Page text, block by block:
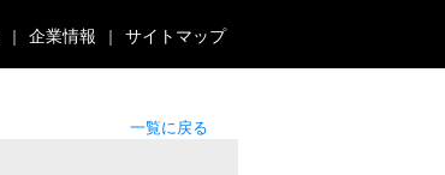
企業情報 サイトマップ
一覧に戻る